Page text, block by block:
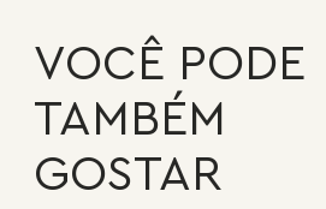
VOCÊ PODE
TAMBÉM
GOSTAR